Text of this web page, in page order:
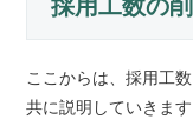
採用工数の
ここからは、採用工
共に説明していきます